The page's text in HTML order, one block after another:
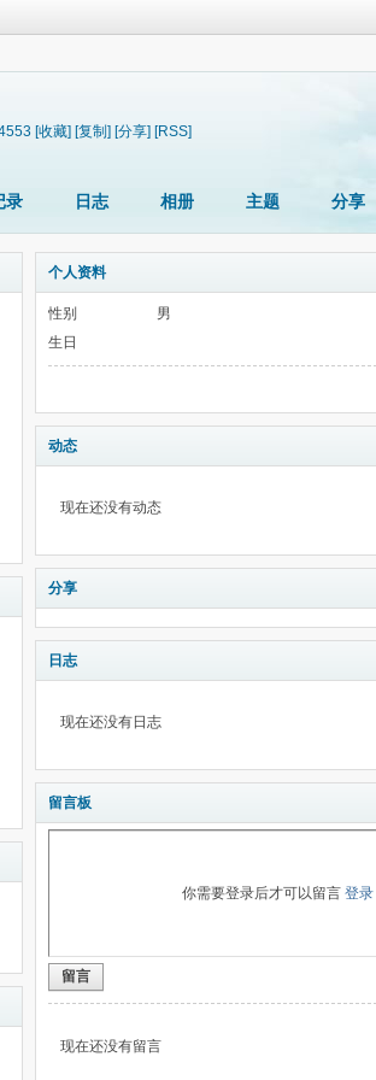
[收藏] [复制] [分享] [RSS]
录 日志 相册 主题 分享
个人资料
性别
男
生日
动态
现在还没有动态
分享
日志
现在还没有日志
留言板
你需要登录后才可以留言 登录|
留言
现在还没有留言